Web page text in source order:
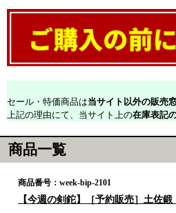
セール・特価商品は当サイト以外の販売
上記の理由にて、当サイト上の在庫表記
商品一覧
商品番号：week-bip-2101
【今週の剣鉈】［予約販売］土佐